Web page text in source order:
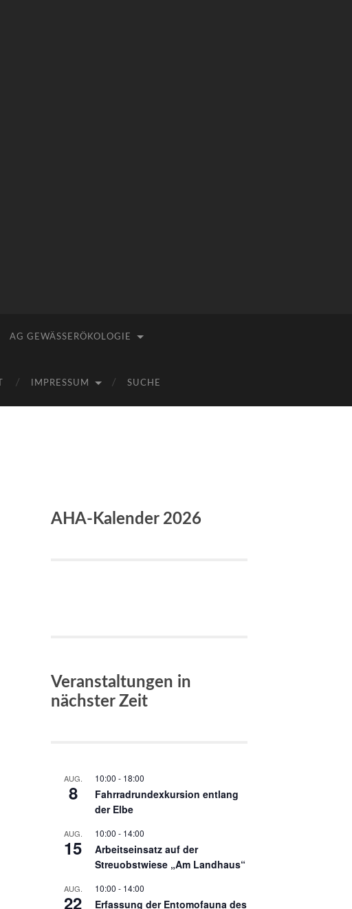
AG GEWÄSSERÖKOLOGIE
IMPRESSUM SUCHE
AHA-Kalender 2026
Veranstaltungen in
nächster Zeit
AUG.
8
10:00 - 18:00
Fahrradrundexkursion entlang
der Elbe
AUG.
15
10:00 - 14:00
Arbeitseinsatz auf der
Streuobstwiese „Am Landhaus“
AUG.
22
10:00 - 14:00
Erfassung der Entomofauna des